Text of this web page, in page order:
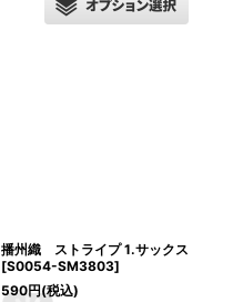
播州織 ストライプ 1.サックス
[S0054-SM3803]
590円(税込)